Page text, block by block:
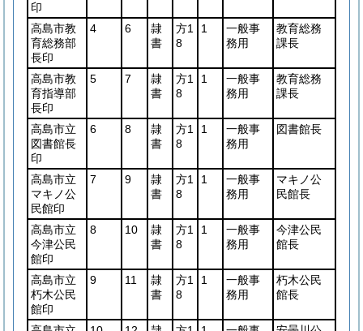
印
高島市教
育総務部
長印
4 6
隷
書
方1
8
1
一般事
務用
教育総務
課長
高島市教
育指導部
長印
5 7
隷
書
方1
8
1
一般事
務用
教育総務
課長
高島市立
図書館長
印
6 8
隷
書
方1
8
1
一般事
務用
図書館長
高島市立
マキノ公
民館印
7 9
隷
書
方1
8
1
一般事
務用
マキノ公
民館長
高島市立
今津公民
館印
8 10
隷
書
方1
8
1
一般事
務用
今津公民
館長
高島市立
朽木公民
館印
9 11
隷
書
方1
8
1
一般事
務用
朽木公民
館長